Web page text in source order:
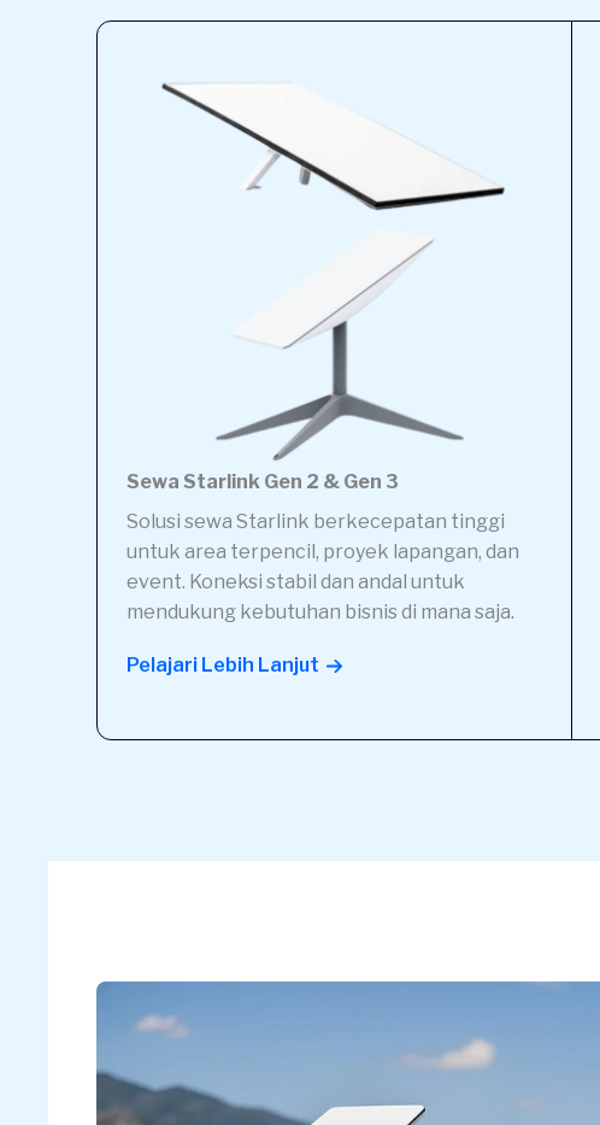
Sewa Starlink Gen 2 & Gen 3
Solusi sewa Starlink berkecepatan tinggi
untuk area terpencil, proyek lapangan, dan
event. Koneksi stabil dan andal untuk
mendukung kebutuhan bisnis di mana saja.
Pelajari Lebih Lanjut